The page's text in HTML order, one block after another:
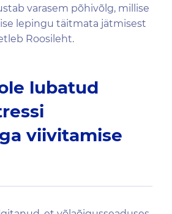
varasem põhivõlg, millise
lepingu täitmata jätmisest
Roosileht.
lubatud
viivitamise